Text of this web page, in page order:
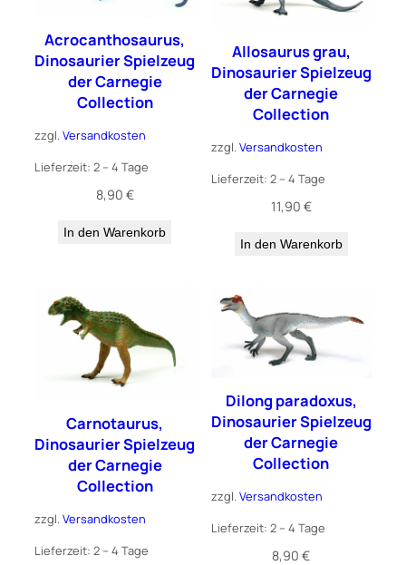
Acrocanthosaurus,
Dinosaurier Spielzeug
der Carnegie
Collection
zzgl.Versandkosten
Lieferzeit: 2 – 4 Tage
8,90 €
In den Warenkorb
Allosaurus grau,
Dinosaurier Spielzeug
der Carnegie
Collection
zzgl.Versandkosten
Lieferzeit: 2 – 4 Tage
11,90 €
In den Warenkorb
Carnotaurus,
Dinosaurier Spielzeug
der Carnegie
Collection
zzgl.Versandkosten
Lieferzeit: 2 – 4 Tage
Dilong paradoxus,
Dinosaurier Spielzeug
der Carnegie
Collection
zzgl.Versandkosten
Lieferzeit: 2 – 4 Tage
8,90€